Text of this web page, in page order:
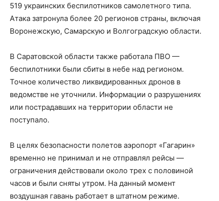
519 украинских беспилотников самолетного типа.
Атака затронула более 20 регионов страны, включая
Воронежскую, Самарскую и Волгоградскую области.
В Саратовской области также работала ПВО —
беспилотники были сбиты в небе над регионом.
Точное количество ликвидированных дронов в
ведомстве не уточнили. Информации о разрушениях
или пострадавших на территории области не
поступало.
В целях безопасности полетов аэропорт «Гагарин»
временно не принимал и не отправлял рейсы —
ограничения действовали около трех с половиной
часов и были сняты утром. На данный момент
воздушная гавань работает в штатном режиме.